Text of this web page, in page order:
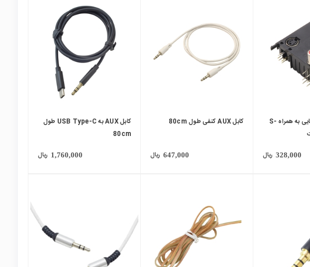
کانکتور RCA سه تایی به همراه S-
328,000 ریال
کابل AUX کنفی طول 80cm
647,000 ریال
کابل AUX به USB Type-C طول
80cm
1,760,000 ریال
local_mall